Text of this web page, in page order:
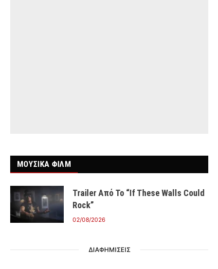
ΜΟΥΣΙΚΑ ΦΙΛΜ
Trailer Από Το “If These Walls Could
Rock”
02/08/2026
ΔΙΑΦΗΜΙΣΕΙΣ